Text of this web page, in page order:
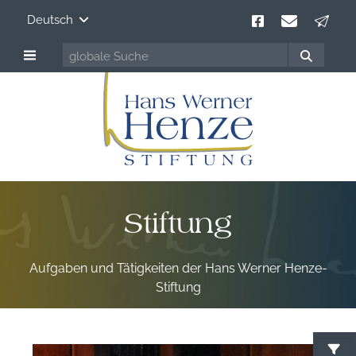
Deutsch
Stiftung
Aufgaben und Tätigkeiten der Hans Werner Henze-
Stiftung